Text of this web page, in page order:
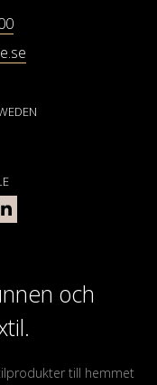
och
till hemmet